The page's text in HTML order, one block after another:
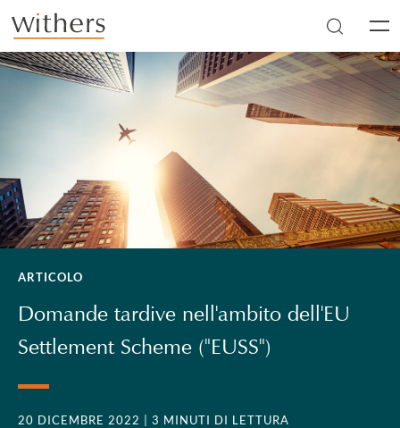
Skip to main content
ARTICOLO
Domande tardive nell'ambito dell'EU
Settlement Scheme ("EUSS")
20 DICEMBRE 2022 | 3 MINUTI DI LETTURA